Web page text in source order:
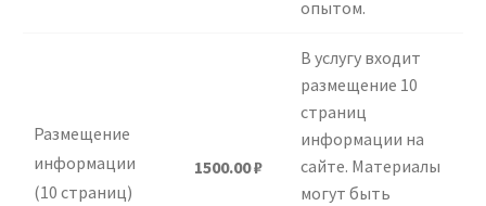
опытом.
Размещение
информации
(10 страниц)
1500.00₽
В услугу входит
размещение 10
страниц
информации на
сайте. Материалы
могут быть